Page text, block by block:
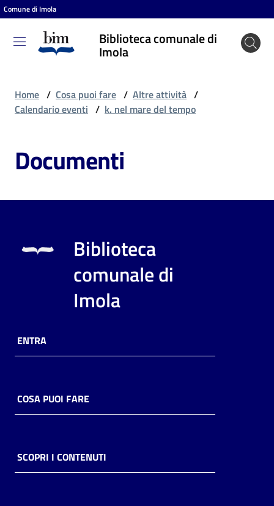
Vai al contenuto
Vai alla navigazione
Vai al footer
Comune di Imola
Biblioteca comunale di
Imola
Biblioteca
comunale
puoi
Risorse
online
Casa
Piani
Home / Cosa puoi fare / Altre attività /
Calendario eventi / k. nel mare del tempo
Documenti
Biblioteca
comunale di
Imola
ENTRA
COSA PUOI FARE
SCOPRI I CONTENUTI